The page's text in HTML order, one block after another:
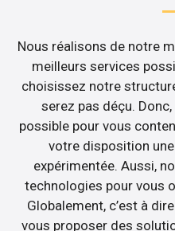
Nous réalisons de notre
meilleurs services
choisissez notre
serez pas déçu.
possible pour vous
votre disposition
expérimentée. Aussi,
technologies pour vous
Globalement, c’est à
vous proposer des